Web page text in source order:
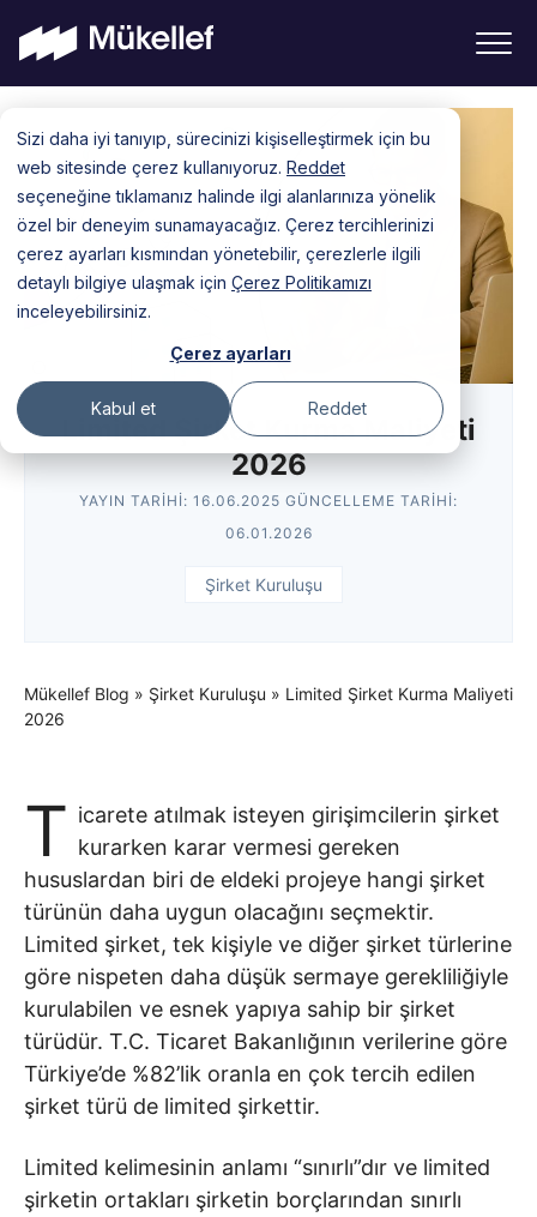
Sizi daha iyi tanıyıp, sürecinizi kişiselleştirmek için bu
web sitesinde çerez kullanıyoruz. Reddet
seçeneğine tıklamanız halinde ilgi alanlarınıza yönelik
özel bir deneyim sunamayacağız. Çerez tercihlerinizi
çerez ayarları kısmından yönetebilir, çerezlerle ilgili
detaylı bilgiye ulaşmak için Çerez Politikamızı
inceleyebilirsiniz.
Çerez ayarları
Kabul et Reddet
content
Limited Şirket Kurma Maliyeti
2026
YAYIN TARIHI: 16.06.2025 GÜNCELLEME TARIHI:
06.01.2026
Şirket Kuruluşu
Mükellef Blog » Şirket Kuruluşu » Limited Şirket Kurma Maliyeti
2026
T icarete atılmak isteyen girişimcilerin şirket
kurarken karar vermesi gereken
hususlardan biri de eldeki projeye hangi şirket
türünün daha uygun olacağını seçmektir.
Limited şirket, tek kişiyle ve diğer şirket türlerine
göre nispeten daha düşük sermaye gerekliliğiyle
kurulabilen ve esnek yapıya sahip bir şirket
türüdür. T.C. Ticaret Bakanlığının verilerine göre
Türkiye’de %82’lik oranla en çok tercih edilen
şirket türü de limited şirkettir.
Limited kelimesinin anlamı “sınırlı”dır ve limited
şirketin ortakları şirketin borçlarından sınırlı